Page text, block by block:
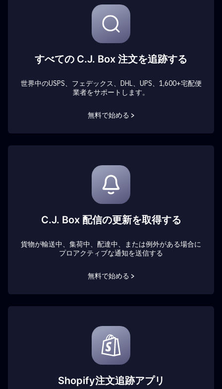
すべての C.J. Box 注文を追跡する
世界中のUSPS、フェデックス、DHL、UPS、1,600+宅配便
業者をサポートします。
無料で始める >
C.J. Box 配信の更新を取得する
貨物が輸送中、集荷中、配達中、または例外がある場合に
プロアクティブな通知を送信する
無料で始める >
Shopify注文追跡アプリ